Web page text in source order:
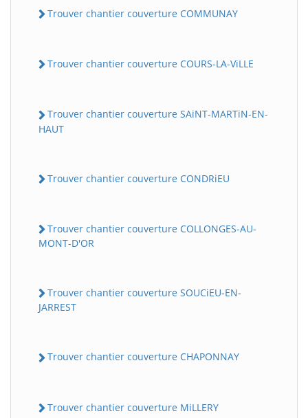
Trouver chantier couverture COMMUNAY
Trouver chantier couverture COURS-LA-ViLLE
Trouver chantier couverture SAiNT-MARTiN-EN-
HAUT
Trouver chantier couverture CONDRiEU
Trouver chantier couverture COLLONGES-AU-
MONT-D'OR
Trouver chantier couverture SOUCiEU-EN-
JARREST
Trouver chantier couverture CHAPONNAY
Trouver chantier couverture MiLLERY